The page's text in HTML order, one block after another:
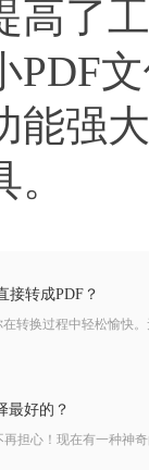
高了
PDF
能强
接转成PDF？
转换过程中轻松愉快
最好的？
担心！现在有一种神